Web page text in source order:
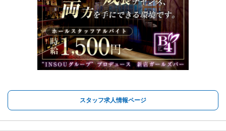
スタッフ求人情報ページ